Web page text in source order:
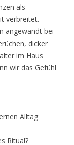
als
verbreitet.
angewandt bei
dicker
im Haus
wir das Gefühl
Alltag
Ritual?